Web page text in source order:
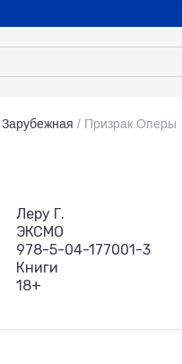
Зарубежная / Призрак Оперы
Леру Г.
ЭКСМО
978-5-04-177001-3
Книги
18+